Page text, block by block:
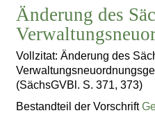
Änderung des
Vollzitat: Änderung des
(SächsGVBl. S. 371, 373)
Bestandteil der Vorschrift